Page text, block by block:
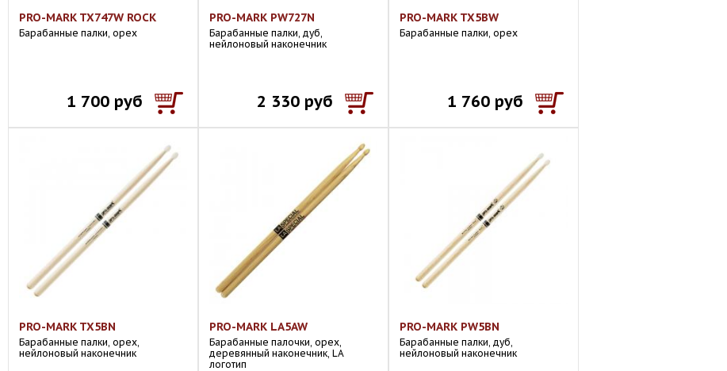
PRO-MARK TX747W ROCK
Барабанные палки, орех
1 700 руб
PRO-MARK PW727N
Барабанные палки, дуб,
нейлоновый наконечник
2 330 руб
PRO-MARK TX5BW
Барабанные палки, орех
1 760 руб
PRO-MARK TX5BN
Барабанные палки, орех,
нейлоновый наконечник
PRO-MARK LA5AW
Барабанные палочки, орех,
деревянный наконечник, LA
логотип
PRO-MARK PW5BN
Барабанные палки, дуб,
нейлоновый наконечник